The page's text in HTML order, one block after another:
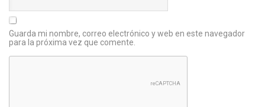
Guarda mi nombre, correo electrónico y web en este navegador
para la próxima vez que comente.